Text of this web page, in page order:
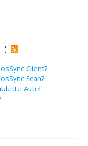
Client?
Scan?
Autel